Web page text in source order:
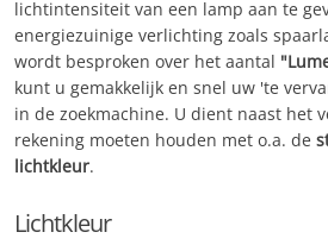
lichtintensiteit van een lamp aan te
energiezuinige verlichting zoals
wordt besproken over het aantal
kunt u gemakkelijk en snel uw 'te
in de zoekmachine. U dient naast het
rekening moeten houden met o.a. de
lichtkleur.
Lichtkleur